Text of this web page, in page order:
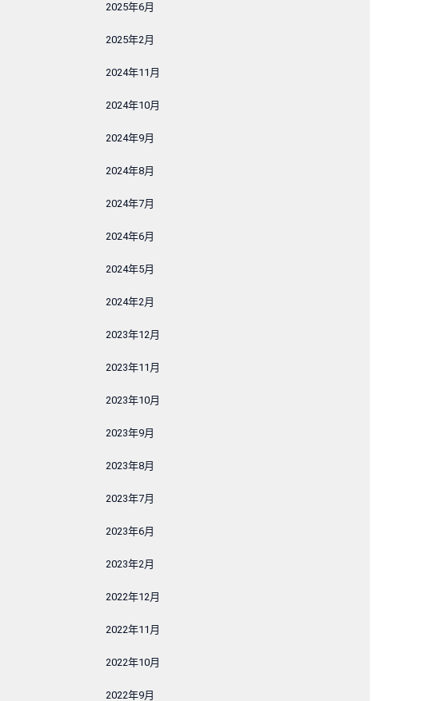
2025年6月
2025年2月
2024年11月
2024年10月
2024年9月
2024年8月
2024年7月
2024年6月
2024年5月
2024年2月
2023年12月
2023年11月
2023年10月
2023年9月
2023年8月
2023年7月
2023年6月
2023年2月
2022年12月
2022年11月
2022年10月
2022年9月